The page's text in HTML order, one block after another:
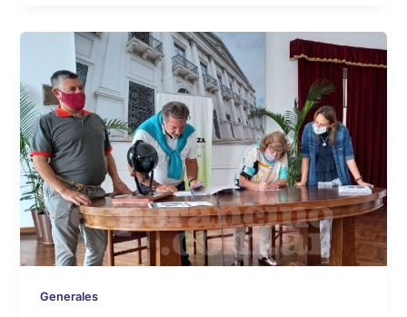
Generales